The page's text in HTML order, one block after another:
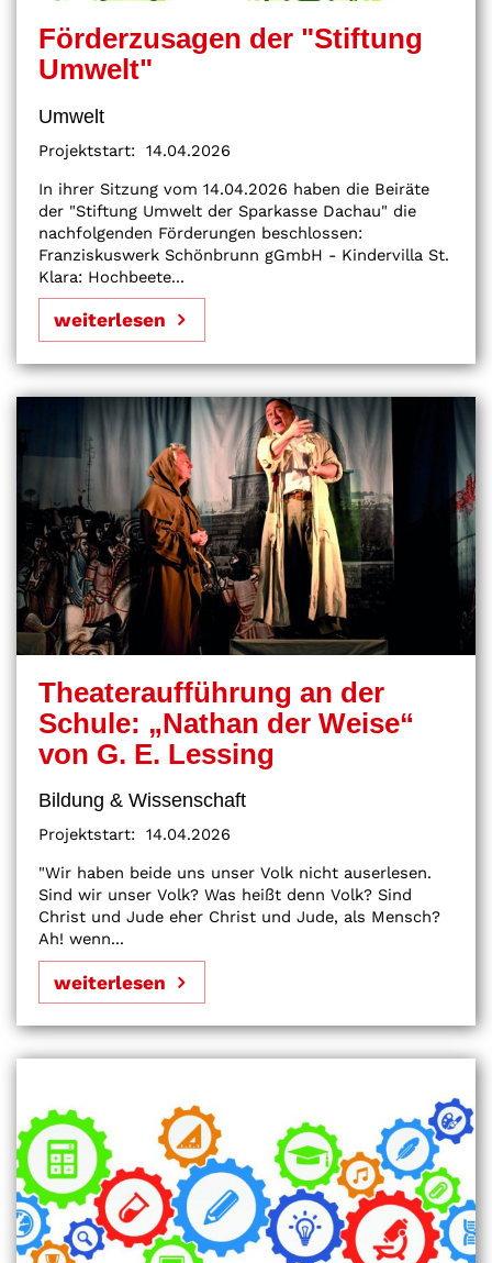
Förderzusagen der "Stiftung
Umwelt"
Umwelt
Projektstart:
14.04.2026
In ihrer Sitzung vom 14.04.2026 haben die Beiräte
der "Stiftung Umwelt der Sparkasse Dachau" die
nachfolgenden Förderungen beschlossen:
Franziskuswerk Schönbrunn gGmbH - Kindervilla St.
Klara: Hochbeete...
weiterlesen
Theateraufführung an der
Schule: „Nathan der Weise“
von G. E. Lessing
Bildung & Wissenschaft
Projektstart:
14.04.2026
"Wir haben beide uns unser Volk nicht auserlesen.
Sind wir unser Volk? Was heißt denn Volk? Sind
Christ und Jude eher Christ und Jude, als Mensch?
Ah! wenn...
weiterlesen